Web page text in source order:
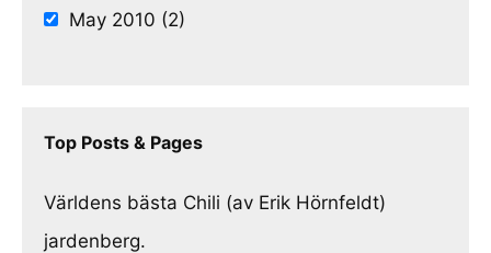
May 2010 (2)
Top Posts & Pages
Världens bästa Chili (av Erik Hörnfeldt)
jardenberg.